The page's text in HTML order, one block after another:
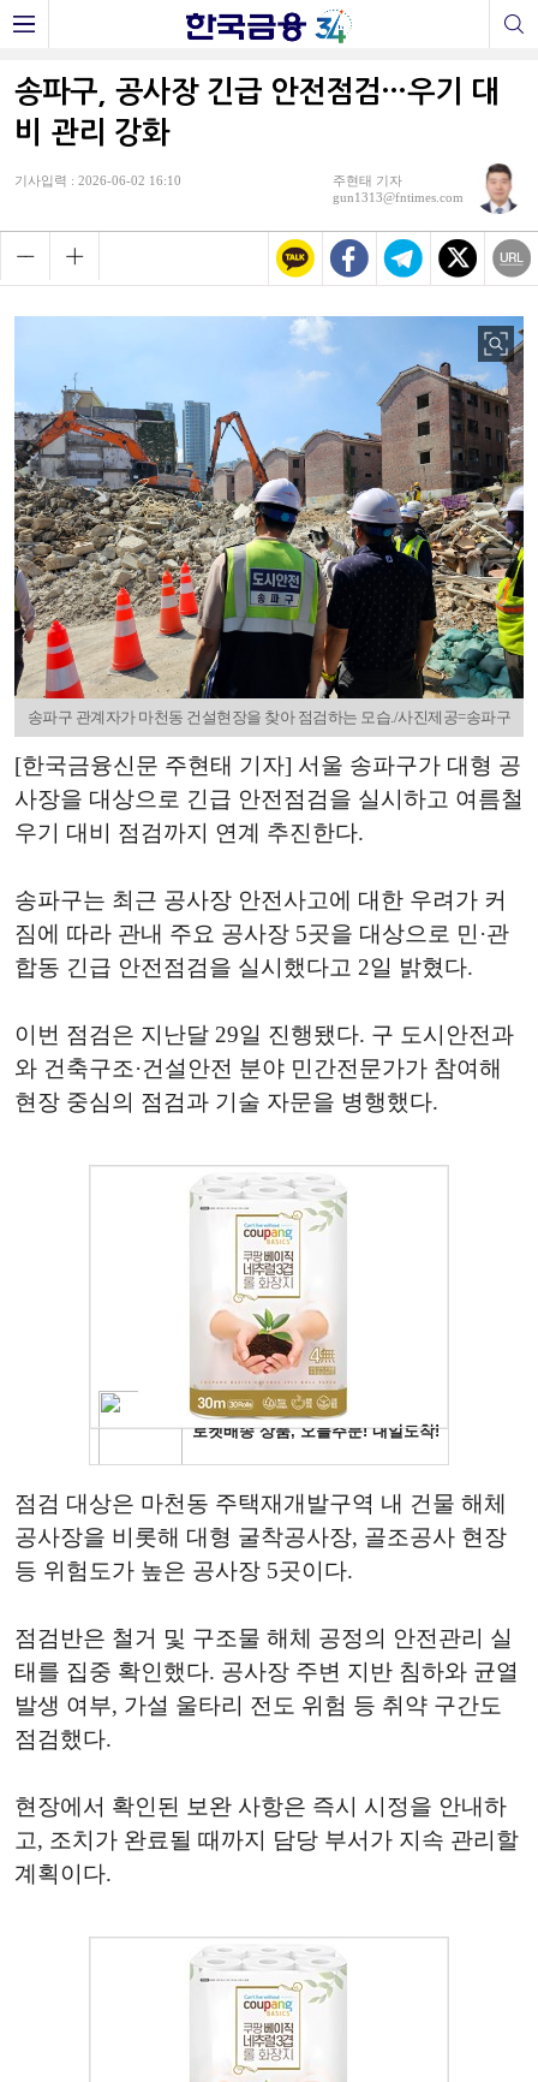
송파구, 공사장 긴급 안전점검…우기 대
비 관리 강화
기사입력 : 2026-06-02 16:10
주현태 기자
gun1313@fntimes.com
송파구 관계자가 마천동 건설현장을 찾아 점검하는 모습./사진제공=송파구
[한국금융신문 주현태 기자] 서울 송파구가 대형 공
사장을 대상으로 긴급 안전점검을 실시하고 여름철
우기 대비 점검까지 연계 추진한다.
송파구는 최근 공사장 안전사고에 대한 우려가 커
짐에 따라 관내 주요 공사장 5곳을 대상으로 민·관
합동 긴급 안전점검을 실시했다고 2일 밝혔다.
이번 점검은 지난달 29일 진행됐다. 구 도시안전과
와 건축구조·건설안전 분야 민간전문가가 참여해
현장 중심의 점검과 기술 자문을 병행했다.
점검 대상은 마천동 주택재개발구역 내 건물 해체
공사장을 비롯해 대형 굴착공사장, 골조공사 현장
등 위험도가 높은 공사장 5곳이다.
점검반은 철거 및 구조물 해체 공정의 안전관리 실
태를 집중 확인했다. 공사장 주변 지반 침하와 균열
발생 여부, 가설 울타리 전도 위험 등 취약 구간도
점검했다.
현장에서 확인된 보완 사항은 즉시 시정을 안내하
고, 조치가 완료될 때까지 담당 부서가 지속 관리할
계획이다.